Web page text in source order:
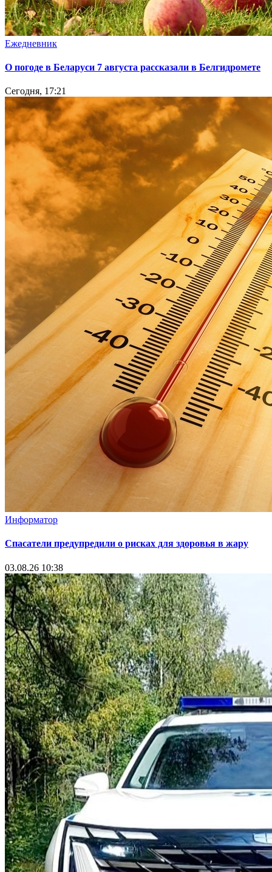
Ежедневник
О погоде в Беларуси 7 августа рассказали в Белгидромете
Сегодня, 17:21
Информатор
Спасатели предупредили о рисках для здоровья в жару
03.08.26 10:38